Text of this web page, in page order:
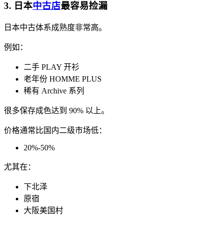
3. 日本中古店最容易捡漏
日本中古体系成熟度非常高。
例如：
二手 PLAY 开衫
老年份 HOMME PLUS
稀有 Archive 系列
很多保存成色达到 90% 以上。
价格通常比国内二级市场低：
20%-50%
尤其在：
下北泽
原宿
大阪美国村